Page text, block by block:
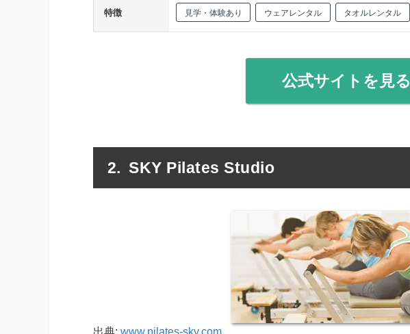
特徴 見学・体験あり ウェアレンタル タオルレンタル
公式サイトを見る
SKY Pilates Studio
出典: www.pilates-sky.com